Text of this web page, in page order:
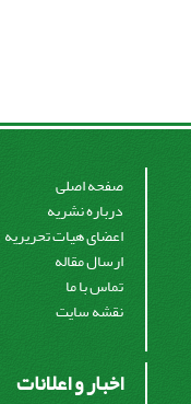
صفحه اصلی
درباره نشریه
اعضای هیات تحریریه
ارسال مقاله
تماس با ما
نقشه سایت
اخبار و اعلانات